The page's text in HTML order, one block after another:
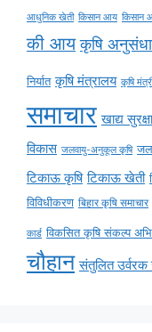
आधुनिक खेती किसान आय किसान
की आय कृषि
निर्यात कृषि मंत्रालय कृषि
समाचार खाद्य सुरक्षा
विकास जलवायु-अनुकूल कृषि
टिकाऊ कृषि टिकाऊ खेती
विविधीकरण बिहार कृषि समाचार
कार्ड विकसित कृषि संकल्प
चौहान संतुलित उर्वरक